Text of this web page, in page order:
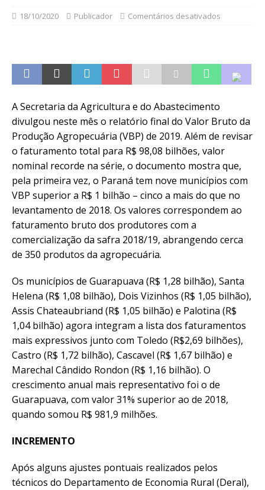
18/10/2020 Publicador Comentários desativados
A Secretaria da Agricultura e do Abastecimento
divulgou neste mês o relatório final do Valor Bruto da
Produção Agropecuária (VBP) de 2019. Além de revisar
o faturamento total para R$ 98,08 bilhões, valor
nominal recorde na série, o documento mostra que,
pela primeira vez, o Paraná tem nove municípios com
VBP superior a R$ 1 bilhão – cinco a mais do que no
levantamento de 2018. Os valores correspondem ao
faturamento bruto dos produtores com a
comercialização da safra 2018/19, abrangendo cerca
de 350 produtos da agropecuária.
Os municípios de Guarapuava (R$ 1,28 bilhão), Santa
Helena (R$ 1,08 bilhão), Dois Vizinhos (R$ 1,05 bilhão),
Assis Chateaubriand (R$ 1,05 bilhão) e Palotina (R$
1,04 bilhão) agora integram a lista dos faturamentos
mais expressivos junto com Toledo (R$2,69 bilhões),
Castro (R$ 1,72 bilhão), Cascavel (R$ 1,67 bilhão) e
Marechal Cândido Rondon (R$ 1,16 bilhão). O
crescimento anual mais representativo foi o de
Guarapuava, com valor 31% superior ao de 2018,
quando somou R$ 981,9 milhões.
INCREMENTO
Após alguns ajustes pontuais realizados pelos
técnicos do Departamento de Economia Rural (Deral),